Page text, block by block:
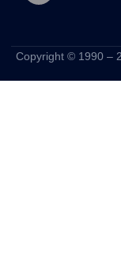
Copyright © 1990 –